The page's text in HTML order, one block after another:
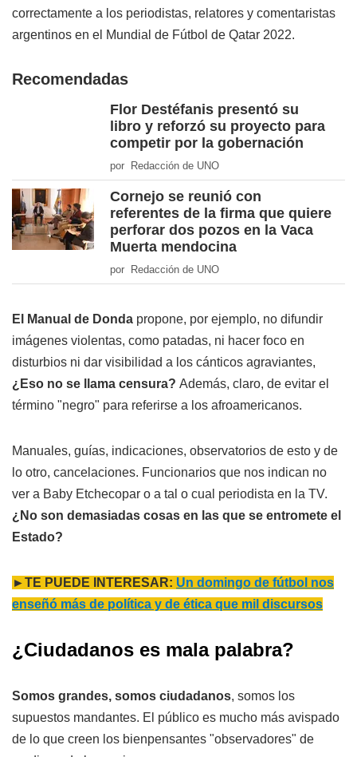
correctamente a los periodistas, relatores y comentaristas
argentinos en el Mundial de Fútbol de Qatar 2022.
Recomendadas
Flor Destéfanis presentó su
libro y reforzó su proyecto para
competir por la gobernación
por Redacción de UNO
Cornejo se reunió con
referentes de la firma que quiere
perforar dos pozos en la Vaca
Muerta mendocina
por Redacción de UNO
El Manual de Donda propone, por ejemplo, no difundir
imágenes violentas, como patadas, ni hacer foco en
disturbios ni dar visibilidad a los cánticos agraviantes,
¿Eso no se llama censura? Además, claro, de evitar el
término "negro" para referirse a los afroamericanos.
Manuales, guías, indicaciones, observatorios de esto y de
lo otro, cancelaciones. Funcionarios que nos indican no
ver a Baby Etchecopar o a tal o cual periodista en la TV.
¿No son demasiadas cosas en las que se entromete el
Estado?
►TE PUEDE INTERESAR: Un domingo de fútbol nos
enseñó más de política y de ética que mil discursos
¿Ciudadanos es mala palabra?
Somos grandes, somos ciudadanos, somos los
supuestos mandantes. El público es mucho más avispado
de lo que creen los bienpensantes "observadores" de